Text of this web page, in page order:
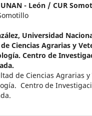
UNAN - León / CUR
Universidad
Ciencias Agrarias y
Centro de
de Ciencias Agrarias
Centro de